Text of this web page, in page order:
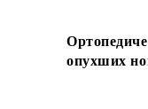
опухших